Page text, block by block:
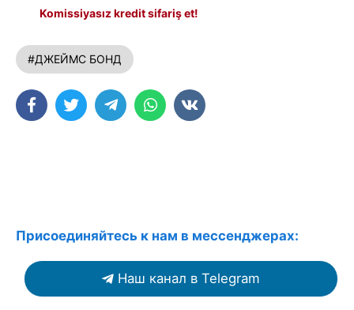
Komissiyasız kredit sifariş et!
#ДЖЕЙМС БОНД
Присоединяйтесь к нам в мессенджерах:
Наш канал в Telegram